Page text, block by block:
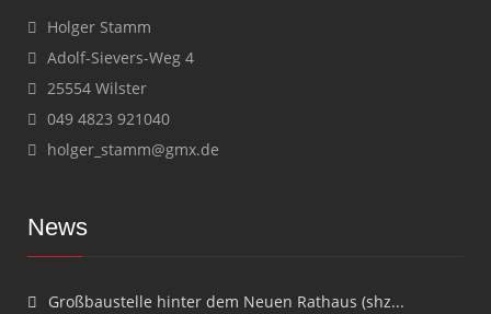
Holger Stamm
Adolf-Sievers-Weg 4
25554 Wilster
049 4823 921040
holger_stamm@gmx.de
News
Großbaustelle hinter dem Neuen Rathaus (shz...